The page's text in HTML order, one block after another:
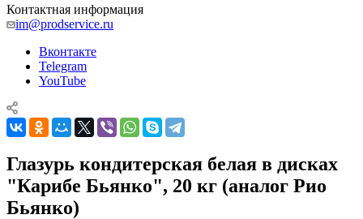
Контактная информация
im@prodservice.ru
Вконтакте
Telegram
YouTube
Глазурь кондитерская белая в дисках
"Карибе Бьянко", 20 кг (аналог Рио
Бьянко)